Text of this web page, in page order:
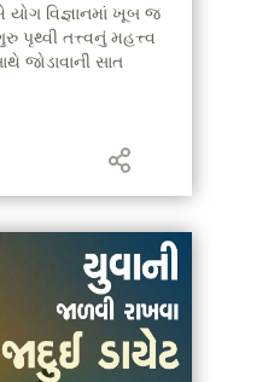
વિજ્ઞાનમાં ખૂબ જ
પૃથ્વી તત્ત્વનું મહત્ત્વ
જોડાવાની સાત